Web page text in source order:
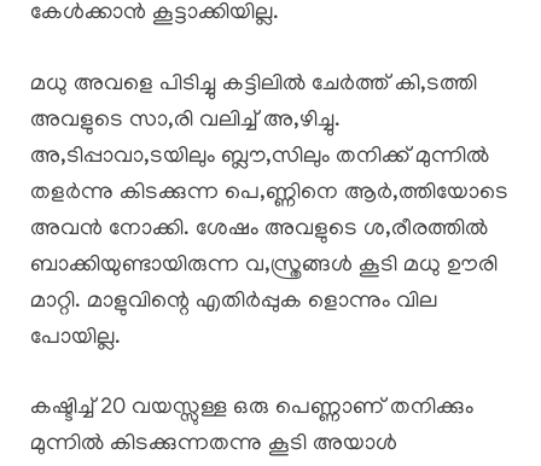
കേൾക്കാൻ കൂട്ടാക്കിയില്ല.
മധു അവളെ പിടിച്ചു കട്ടിലിൽ ചേർത്ത് കി,ടത്തി
അവളുടെ സാ,രി വലിച്ച് അ,ഴിച്ചു.
അ,ടിപ്പാവാ,ടയിലും ബ്ലൗ,സിലും തനിക്ക് മുന്നിൽ
തളർന്നു കിടക്കുന്ന പെ,ണ്ണിനെ ആർ,ത്തിയോടെ
അവൻ നോക്കി. ശേഷം അവളുടെ ശ,രീരത്തിൽ
ബാക്കിയുണ്ടായിരുന്ന വ,സ്ത്രങ്ങൾ കൂടി മധു ഊരി
മാറ്റി. മാളുവിന്റെ എതിർപ്പുക ളൊന്നും വില
പോയില്ല.
കഷ്ടിച്ച് 20 വയസ്സുള്ള ഒരു പെണ്ണാണ് തനിക്കും
മുന്നിൽ കിടക്കുന്നതന്നു കൂടി അയാൾ